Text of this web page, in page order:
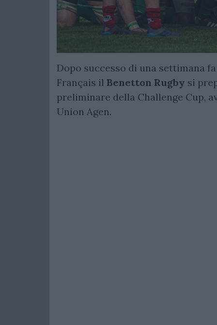
Dopo successo di una settimana
Français il Benetton Rugby si
preliminare della Challenge Cup,
Union Agen.